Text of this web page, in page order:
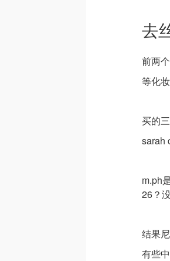
去
前两
等化
买的
sarah
m.ph
26？
结果
有些